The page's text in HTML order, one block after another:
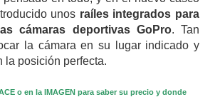
unos raíles integrados para
cámaras deportivas GoPro. Tan
la cámara en su lugar indicado y
la posición perfecta.
o en la IMAGEN para saber su precio y donde